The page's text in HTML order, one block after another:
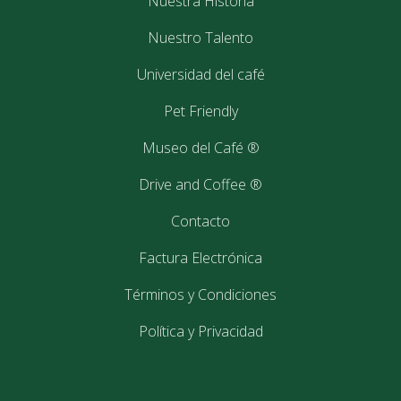
Nuestro Talento
Universidad del café
Pet Friendly
Museo del Café ®
Drive and Coffee ®
Contacto
Factura Electrónica
Términos y Condiciones
Política y Privacidad